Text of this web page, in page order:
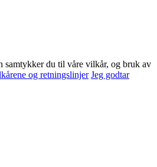
samtykker du til våre vilkår, og bruk av
og retningslinjer Jeg godtar